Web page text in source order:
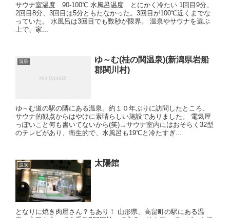
サウナ室温度 90-100℃ 水風呂温度 とにかく冷たい 1回目9分、
2回目8分、3回目は5分ともたなかった。3回目が100℃近くまでな
っていた。 水風呂は3回目でも数秒が限界。 温泉やサウナを選ぶ
上で、家...
温泉
ゆ～む(桂の関温泉)(新潟県岩船
郡関川村)
ゆ～む道の駅の隣にある温泉。約１０年ぶりに訪問したところ、
サウナ的観点からはやけに素晴らしい施設でありました。 電気屋
っぽいこと何も書いてないから(笑)→サウナ室内にはおそらく32型
のテレビがあり、衛生的で、水風呂も19℃と冷たすぎ...
温泉 太陽館
となりに焼き肉屋さん？もあり！ 山形県、高畠町の駅にある温